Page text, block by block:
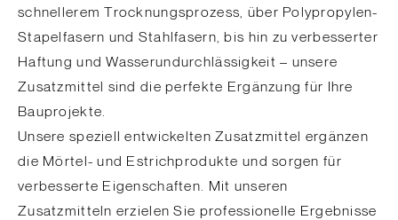
schnellerem Trocknungsprozess, über Polypropylen-
Stapelfasern und Stahlfasern, bis hin zu verbesserter
Haftung und Wasserundurchlässigkeit – unsere
Zusatzmittel sind die perfekte Ergänzung für Ihre
Bauprojekte.
Unsere speziell entwickelten Zusatzmittel ergänzen
die Mörtel- und Estrichprodukte und sorgen für
verbesserte Eigenschaften. Mit unseren
Zusatzmitteln erzielen Sie professionelle Ergebnisse